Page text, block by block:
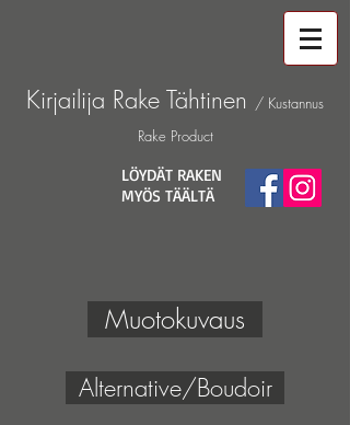
Kirjailija Rake Tähtinen / Kustannus
Rake Product
LÖYDÄT RAKEN
MYÖS TÄÄLTÄ
Muotokuvaus
Alternative/Boudoir